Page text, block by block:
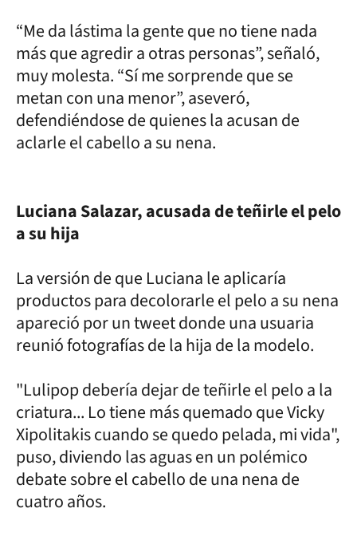
“Me da lástima la gente que no tiene nada
más que agredir a otras personas”, señaló,
muy molesta. “Sí me sorprende que se
metan con una menor”, aseveró,
defendiéndose de quienes la acusan de
aclarle el cabello a su nena.
Luciana Salazar, acusada de teñirle el pelo
a su hija
La versión de que Luciana le aplicaría
productos para decolorarle el pelo a su nena
apareció por un tweet donde una usuaria
reunió fotografías de la hija de la modelo.
"Lulipop debería dejar de teñirle el pelo a la
criatura... Lo tiene más quemado que Vicky
Xipolitakis cuando se quedo pelada, mi vida",
puso, diviendo las aguas en un polémico
debate sobre el cabello de una nena de
cuatro años.